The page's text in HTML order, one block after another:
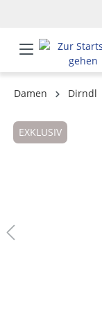
Damen Dirndl
EXKLUSIV